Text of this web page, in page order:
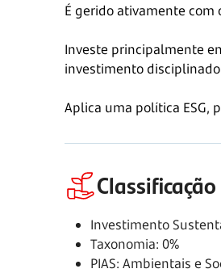
É gerido ativamente com
Investe principalmente
investimento
Aplica uma política ESG,
Classificação
Investimento
Taxonomia: 0%
PIAS: Ambientais e